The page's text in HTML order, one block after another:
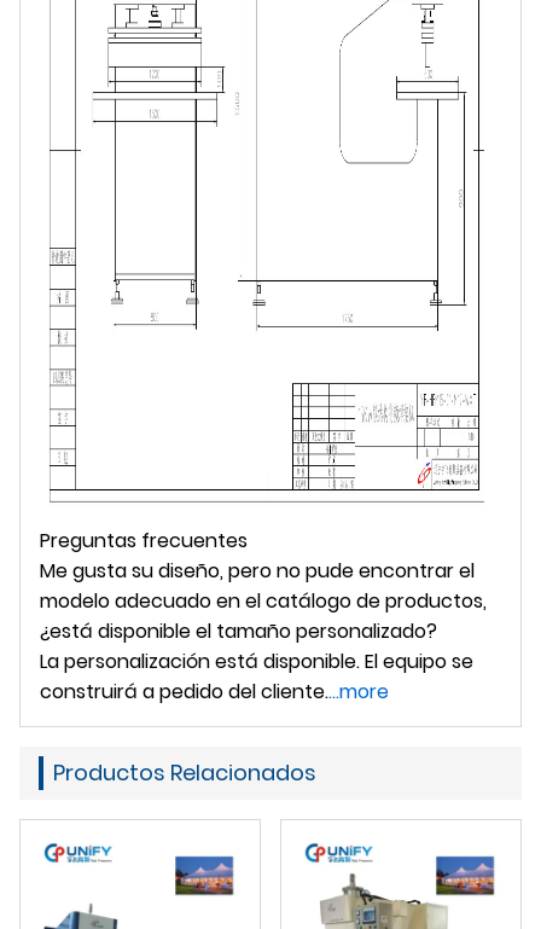
Preguntas frecuentes
Me gusta su diseño, pero no pude encontrar el
modelo adecuado en el catálogo de productos,
¿está disponible el tamaño personalizado?
La personalización está disponible. El equipo se
construirá a pedido del cliente....more
Productos Relacionados